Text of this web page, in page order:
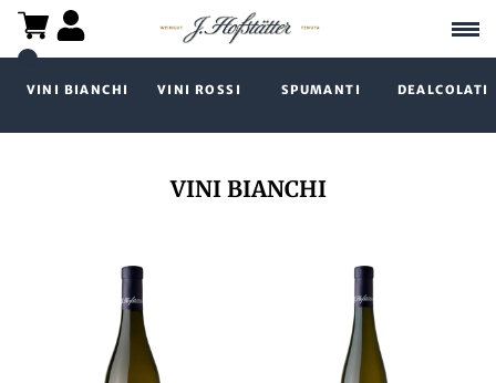
VINI BIANCHI VINI ROSSI SPUMANTI DEALCOLATI
VINI BIANCHI